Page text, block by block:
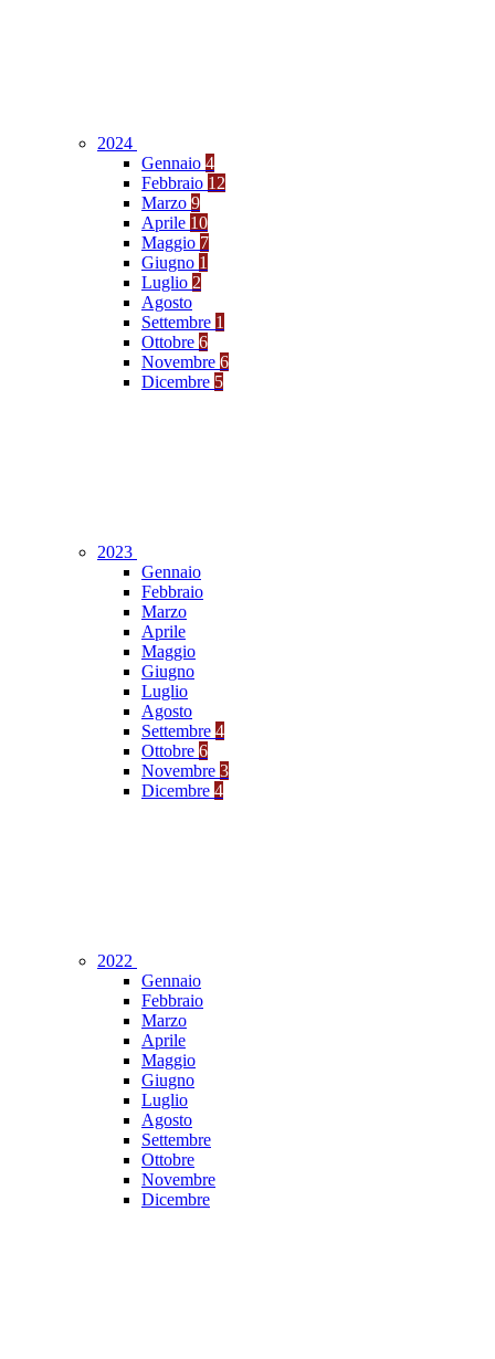
2024
Gennaio 4
Febbraio 12
Marzo 9
Aprile 10
Maggio 7
Giugno 1
Luglio 2
Agosto
Settembre 1
Ottobre 6
Novembre 6
Dicembre 5
2023
Gennaio
Febbraio
Marzo
Aprile
Maggio
Giugno
Luglio
Agosto
Settembre 4
Ottobre 6
Novembre 3
Dicembre 4
2022
Gennaio
Febbraio
Marzo
Aprile
Maggio
Giugno
Luglio
Agosto
Settembre
Ottobre
Novembre
Dicembre